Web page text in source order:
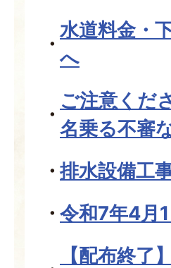
水道料金・
へ
ご注意くだ
名乗る不審
排水設備工
令和7年4月
【配布終